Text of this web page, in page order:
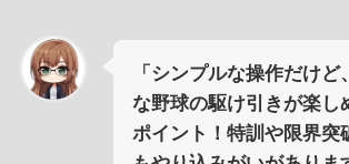
「シンプルな操作だけど
な野球の駆け引きが楽し
ポイント！特訓や限界突